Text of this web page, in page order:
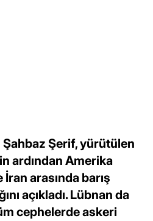
Şahbaz Şerif, yürütülen
ardından Amerika
arasında barış
açıkladı. Lübnan da
cephelerde askeri